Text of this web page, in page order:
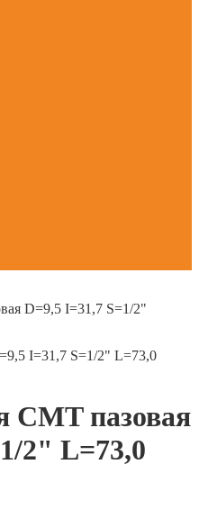
D=9,5 I=31,7 S=1/2"
I=31,7 S=1/2" L=73,0
CMT пазовая
2" L=73,0